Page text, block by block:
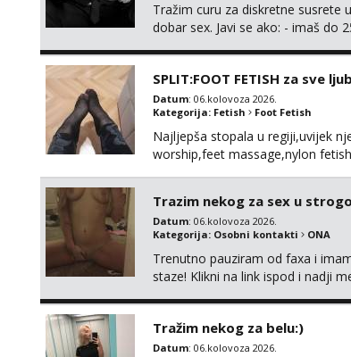
Tražim curu za diskretne susrete
dobar sex. Javi se ako: - imaš do
SPLIT:FOOT FETISH za sve
Datum: 06.kolovoza 2026.
Kategorija: Fetish Foot Fetish
Najljepša stopala u regiji,uvijek
worship,feet massage,nylon
Trazim nekog za sex u
Datum: 06.kolovoza 2026.
Kategorija: Osobni kontakti ONA
Trenutno pauziram od faxa i
staze! Klikni na link ispod i nadji
Tražim nekog za belu:)
Datum: 06.kolovoza 2026.